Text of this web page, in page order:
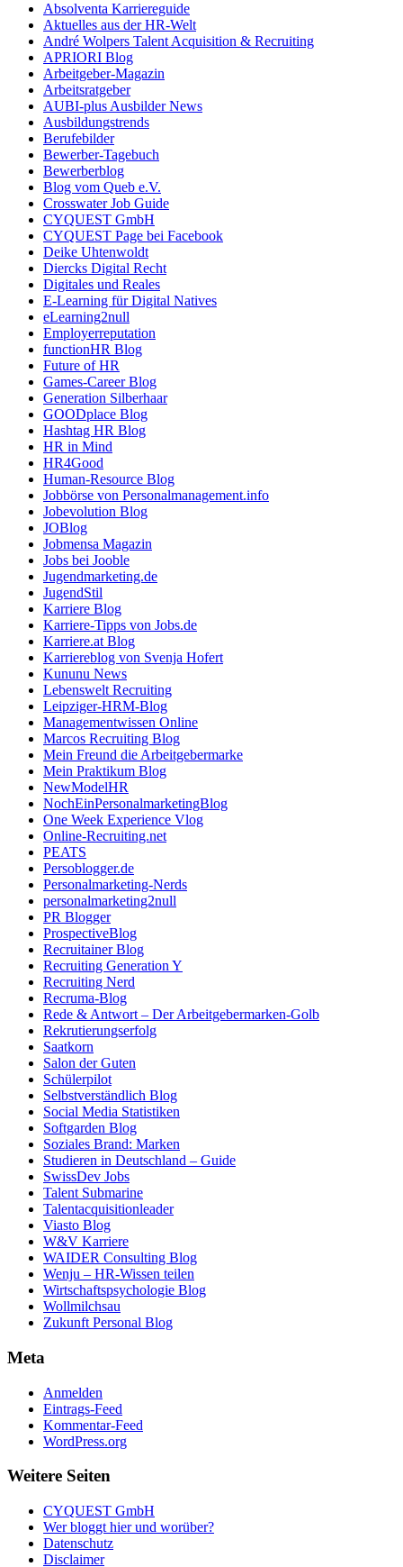
Absolventa Karriereguide
Aktuelles aus der HR-Welt
André Wolpers Talent Acquisition & Recruiting
APRIORI Blog
Arbeitgeber-Magazin
Arbeitsratgeber
AUBI-plus Ausbilder News
Ausbildungstrends
Berufebilder
Bewerber-Tagebuch
Bewerberblog
Blog vom Queb e.V.
Crosswater Job Guide
CYQUEST GmbH
CYQUEST Page bei Facebook
Deike Uhtenwoldt
Diercks Digital Recht
Digitales und Reales
E-Learning für Digital Natives
eLearning2null
Employerreputation
functionHR Blog
Future of HR
Games-Career Blog
Generation Silberhaar
GOODplace Blog
Hashtag HR Blog
HR in Mind
HR4Good
Human-Resource Blog
Jobbörse von Personalmanagement.info
Jobevolution Blog
JOBlog
Jobmensa Magazin
Jobs bei Jooble
Jugendmarketing.de
JugendStil
Karriere Blog
Karriere-Tipps von Jobs.de
Karriere.at Blog
Karriereblog von Svenja Hofert
Kununu News
Lebenswelt Recruiting
Leipziger-HRM-Blog
Managementwissen Online
Marcos Recruiting Blog
Mein Freund die Arbeitgebermarke
Mein Praktikum Blog
NewModelHR
NochEinPersonalmarketingBlog
One Week Experience Vlog
Online-Recruiting.net
PEATS
Persoblogger.de
Personalmarketing-Nerds
personalmarketing2null
PR Blogger
ProspectiveBlog
Recruitainer Blog
Recruiting Generation Y
Recruiting Nerd
Recruma-Blog
Rede & Antwort – Der Arbeitgebermarken-Golb
Rekrutierungserfolg
Saatkorn
Salon der Guten
Schülerpilot
Selbstverständlich Blog
Social Media Statistiken
Softgarden Blog
Soziales Brand: Marken
Studieren in Deutschland – Guide
SwissDev Jobs
Talent Submarine
Talentacquisitionleader
Viasto Blog
W&V Karriere
WAIDER Consulting Blog
Wenju – HR-Wissen teilen
Wirtschaftspsychologie Blog
Wollmilchsau
Zukunft Personal Blog
Meta
Anmelden
Eintrags-Feed
Kommentar-Feed
WordPress.org
Weitere Seiten
CYQUEST GmbH
Wer bloggt hier und worüber?
Datenschutz
Disclaimer